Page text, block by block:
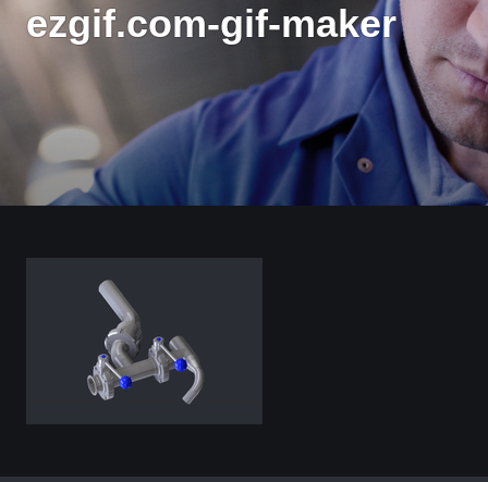
ezgif.com-gif-maker